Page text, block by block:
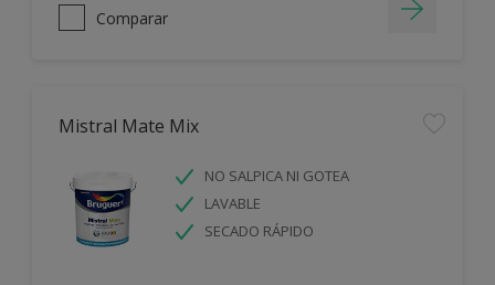
Comparar
Mistral Mate Mix
NO SALPICA NI GOTEA
LAVABLE
SECADO RÁPIDO